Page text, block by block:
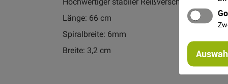
Länge: 66 cm
Spiralbreite: 6mm
Breite: 3,2 cm